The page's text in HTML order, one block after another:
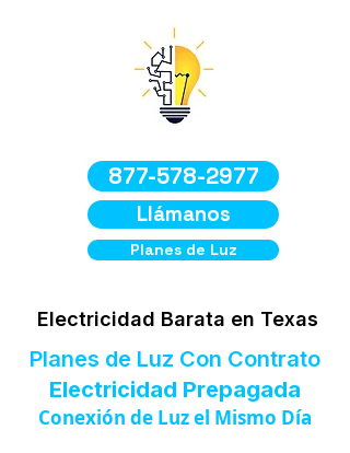
877-578-2977
Electricidad Barata en Texas
Llámanos
Planes de Luz
Planes de Luz Con Contrato
Electricidad Prepagada
Conexión de Luz el Mismo Día